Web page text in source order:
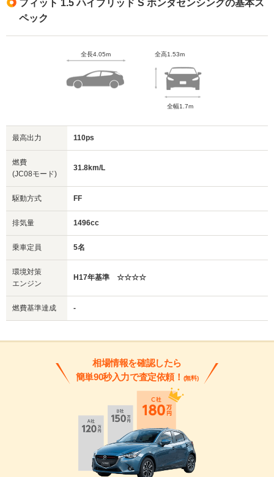
フィット 1.5 ハイブリッド S ホンダセンシングの基本ス
ペック
全長4.05m 全高1.53m
全幅1.7m
最高出力 110ps
燃費
(JC08モード)
31.8km/L
駆動方式 FF
排気量 1496cc
乗車定員 5名
環境対策
エンジン
H17年基準 ☆☆☆☆
燃費基準達成 -
相場情報を確認したら
簡単90秒入力で査定依頼！ (無料)